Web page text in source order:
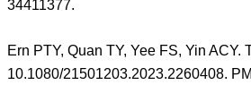
34411377.
Ern PTY, Quan TY, Yee FS, Yin
10.1080/21501203.2023.2260408.